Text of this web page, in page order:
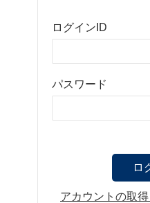
ログインID
パスワード
アカウントの取